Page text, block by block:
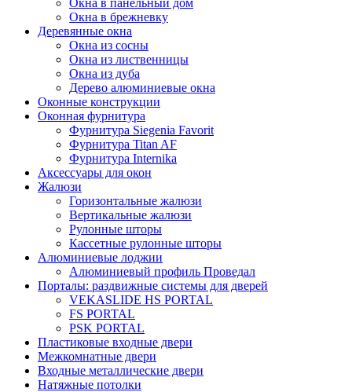
Окна в панельный дом
Окна в брежневку
Деревянные окна
Окна из сосны
Окна из лиственницы
Окна из дуба
Дерево алюминиевые окна
Оконные конструкции
Оконная фурнитура
Фурнитура Siegenia Favorit
Фурнитура Titan AF
Фурнитура Internika
Аксессуары для окон
Жалюзи
Горизонтальные жалюзи
Вертикальные жалюзи
Рулонные шторы
Кассетные рулонные шторы
Алюминиевые лоджии
Алюминиевый профиль Проведал
Порталы: раздвижные системы для дверей
VEKASLIDE HS PORTAL
FS PORTAL
PSK PORTAL
Пластиковые входные двери
Межкомнатные двери
Входные металлические двери
Натяжные потолки